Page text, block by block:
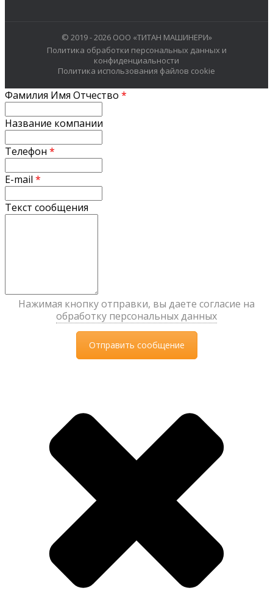
© 2019 - 2026 ООО «ТИТАН МАШИНЕРИ»
Политика обработки персональных данных и
конфиденциальности
Политика использования файлов cookie
Фамилия Имя Отчество *
Название компании
Телефон *
E-mail *
Текст сообщения
Нажимая кнопку отправки, вы даете согласие на
обработку персональных данных